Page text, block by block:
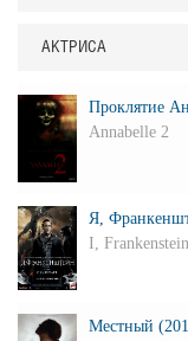
АКТРИСА
Проклятие
Annabelle 2
Я,
I, Frankenstein
Местный